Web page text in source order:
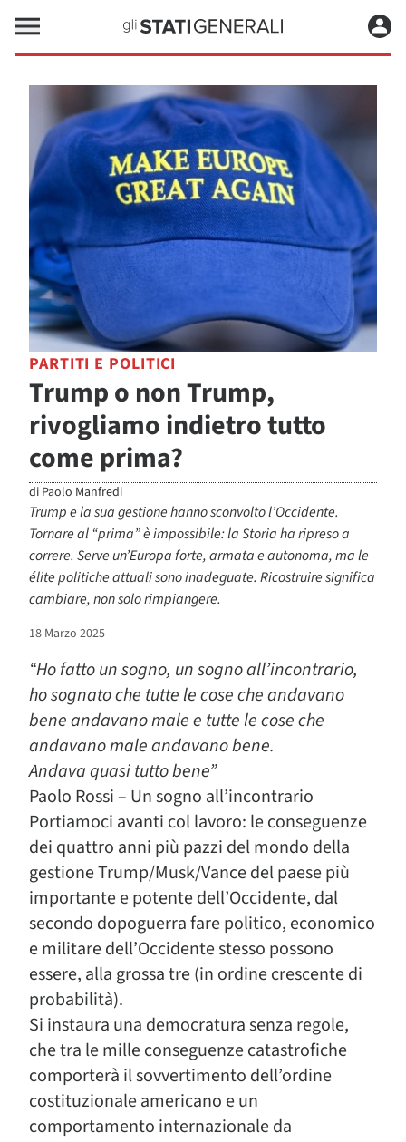
PARTITI E POLITICI
Trump o non Trump,
rivogliamo indietro tutto
come prima?
di Paolo Manfredi
Trump e la sua gestione hanno sconvolto l’Occidente.
Tornare al “prima” è impossibile: la Storia ha ripreso a
correre. Serve un’Europa forte, armata e autonoma, ma le
élite politiche attuali sono inadeguate. Ricostruire significa
cambiare, non solo rimpiangere.
18 Marzo 2025
“Ho fatto un sogno, un sogno all’incontrario,
ho sognato che tutte le cose che andavano
bene andavano male e tutte le cose che
andavano male andavano bene.
Andava quasi tutto bene”
Paolo Rossi – Un sogno all’incontrario
Portiamoci avanti col lavoro: le conseguenze
dei quattro anni più pazzi del mondo della
gestione Trump/Musk/Vance del paese più
importante e potente dell’Occidente, dal
secondo dopoguerra fare politico, economico
e militare dell’Occidente stesso possono
essere, alla grossa tre (in ordine crescente di
probabilità).
Si instaura una democratura senza regole,
che tra le mille conseguenze catastrofiche
comporterà il sovvertimento dell’ordine
costituzionale americano e un
comportamento internazionale da